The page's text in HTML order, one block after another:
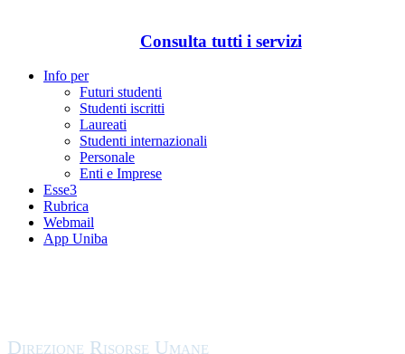
Consulta tutti i servizi
Info per
Futuri studenti
Studenti iscritti
Laureati
Studenti internazionali
Personale
Enti e Imprese
Esse3
Rubrica
Webmail
App Uniba